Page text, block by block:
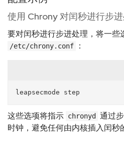
使用 Chrony 对闰秒进行步
要对闰秒进行步进处理，将一些
/etc/chrony.conf ：
这些选项将指示 chronyd
通过
时钟，避免任何由内核插入闰秒